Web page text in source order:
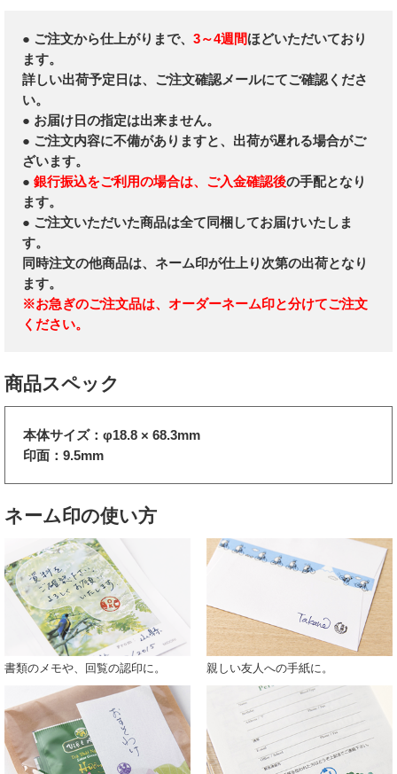
● ご注文から仕上がりまで、 3～4週間ほどいただいており
ます。
詳しい出荷予定日は、ご注文確認メールにてご確認くださ
い。
● お届け日の指定は出来ません。
● ご注文内容に不備がありますと、出荷が遅れる場合がご
ざいます。
● 銀行振込をご利用の場合は、ご入金確認後の手配となり
ます。
● ご注文いただいた商品は全て同梱してお届けいたしま
す。
同時注文の他商品は、ネーム印が仕上り次第の出荷となり
ます。
※お急ぎのご注文品は、オーダーネーム印と分けてご注文
ください。
商品スペック
本体サイズ：φ18.8 × 68.3mm
印面：9.5mm
ネーム印の使い方
書類のメモや、回覧の認印に。 親しい友人への手紙に。